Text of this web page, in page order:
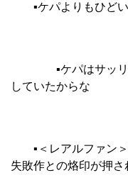
▪︎ケパよりもひどい
▪︎ケパはサッリの
していたからな
▪︎＜レアルファン＞
失敗作との烙印が押さ